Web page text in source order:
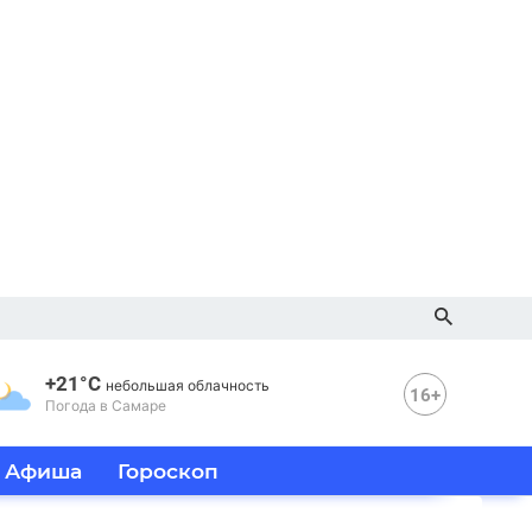
+21°C небольшая облачность
Погода в Самаре
16+
Афиша Гороскоп